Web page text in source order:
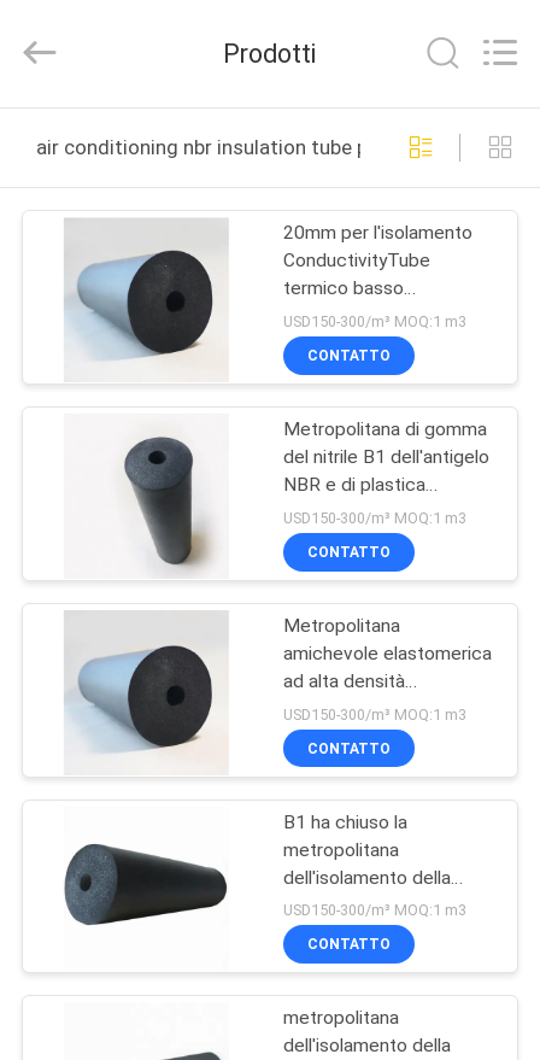
PRODOTTI
CIRCA
GIRO
FABBRICA
CONTROLLO
DI
QUALITÀ
CONTATTICI
BLOG
RICHIEDA
UNA
Ltd..
Reserved.
Prodotti
air conditioning nbr insulation tube produzione online
20mm per l'isolamento
ConductivityTube
termico basso
impermeabile della
gomma di nitrile del
condizionamento d'aria
USD150-300/m³ MOQ:1 m3
CONTATTO
Metropolitana di gomma
del nitrile B1 dell'antigelo
NBR e di plastica
naturale solare
dell'isolamento
USD150-300/m³ MOQ:1 m3
CONTATTO
Metropolitana
amichevole elastomerica
ad alta densità
dell'isolamento della
gomma di nitrile del PVC
di 30mm Eco NBR
USD150-300/m³ MOQ:1 m3
CONTATTO
B1 ha chiuso la
metropolitana
dell'isolamento della
schiuma della gomma di
nitrile del condizionatore
d'aria della schiuma delle
USD150-300/m³ MOQ:1 m3
CONTATTO
metropolitana
dell'isolamento della